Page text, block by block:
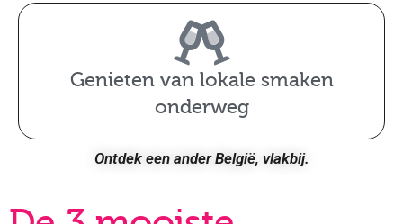
Genieten van lokale smaken
onderweg
Ontdek een ander België, vlakbij.